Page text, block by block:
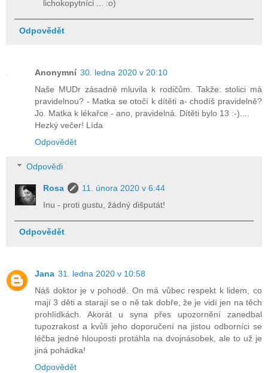
lichokopytníci ... :o)
Odpovědět
Anonymní 30. ledna 2020 v 20:10
Naše MUDr zásadně mluvila k rodičům. Takže: stolici má
pravidelnou? - Matka se otočí k dítěti a- chodíš pravidelně?
Jo. Matka k lékařce - ano, pravidelná. Dítěti bylo 13 :-)....
Hezký večer! Lída
Odpovědět
Odpovědi
Rosa
11. února 2020 v 6:44
Inu - proti gustu, žádný dišputát!
Odpovědět
Jana 31. ledna 2020 v 10:58
Náš doktor je v pohodě. On má vůbec respekt k lidem, co
mají 3 děti a starají se o ně tak dobře, že je vidí jen na těch
prohlídkách. Akorát u syna přes upozornění zanedbal
tupozrakost a kvůli jeho doporučení na jistou odborníci se
léčba jedné hlouposti protáhla na dvojnásobek, ale to už je
jiná pohádka!
Odpovědět